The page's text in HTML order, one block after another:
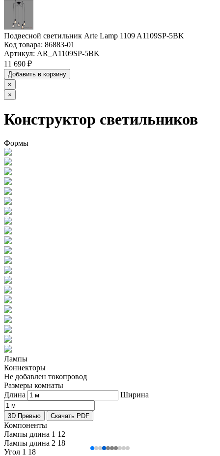
Подвесной светильник Arte Lamp 1109 A1109SP-5BK
Код товара: 86883-01
Артикул: AR_A1109SP-5BK
11 690 ₽
Добавить в корзину
×
×
Конструктор светильников
Формы
Лампы
Коннекторы
Не добавлен токопровод
Размеры комнаты
Длина
Ширина
3D Превью Скачать PDF
Компоненты
Лампы длина 1 12
Лампы длина 2 18
Угол 1 18